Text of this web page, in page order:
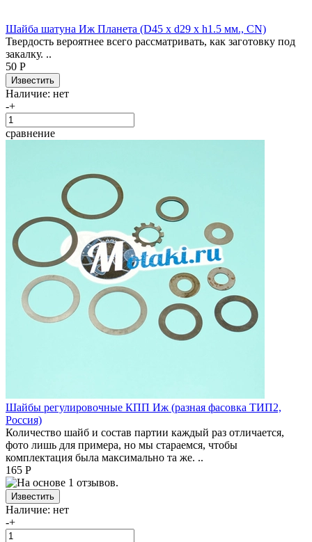
Шайба шатуна Иж Планета (D45 x d29 x h1.5 мм., CN)
Твердость вероятнее всего рассматривать, как заготовку под
закалку. ..
50 Р
Наличие: нет
-+
сравнение
Шайбы регулировочные КПП Иж (разная фасовка ТИП2,
Россия)
Количество шайб и состав партии каждый раз отличается,
фото лишь для примера, но мы стараемся, чтобы
комплектация была максимально та же. ..
165 Р
Наличие: нет
-+